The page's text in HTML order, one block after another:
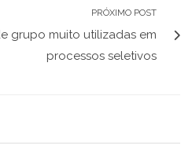
PRÓXIMO POST
grupo muito utilizadas em
processos seletivos